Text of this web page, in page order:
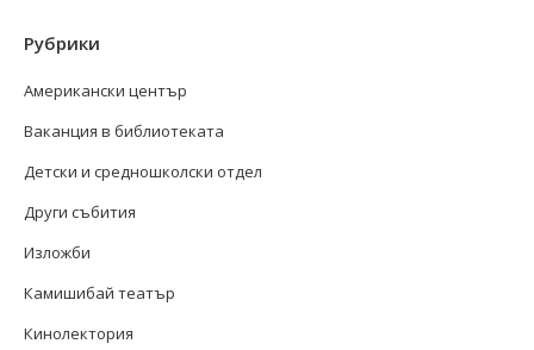
Рубрики
Американски център
Ваканция в библиотеката
Детски и средношколски отдел
Други събития
Изложби
Камишибай театър
Кинолектория